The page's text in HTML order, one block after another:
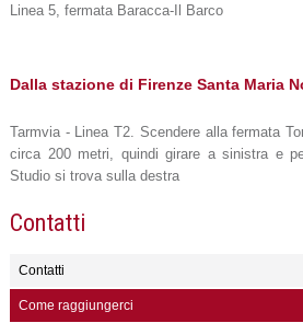
Linea 5, fermata Baracca-Il Barco
Dalla stazione di Firenze Santa Maria
Tarmvia - Linea T2. Scendere alla fermata
circa 200 metri, quindi girare a sinistra e
Studio si trova sulla destra
Contatti
Contatti
Come raggiungerci